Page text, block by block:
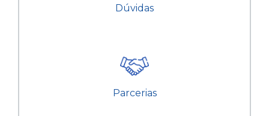
Dúvidas
Parcerias